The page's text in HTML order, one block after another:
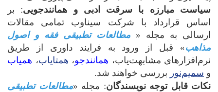
سیاست مبارزه با سرقت ادبی و همانندجویی: بر
اساس قرارداد با شرکت سیناوب تمامی مقالات
ارسالی به مجله « مطالعات تطبیقی فقه و اصول
مذاهب» قبل از ورود به فرایند داوری از طریق
نرم‌افزارهای مشابهت‌یاب، همانندجو، همتایاب، همیاب
و سمیم‌نور بررسی خواهند شد.
نکات قابل توجه نویسندگان: مجله «مطالعات تطبیقی